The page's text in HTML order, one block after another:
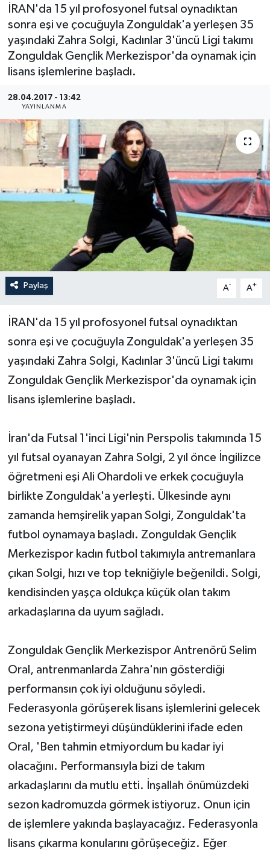
İRAN'da 15 yıl profosyonel futsal oynadıktan
sonra eşi ve çocuğuyla Zonguldak'a yerleşen 35
yaşındaki Zahra Solgi, Kadınlar 3'üncü Ligi takımı
Zonguldak Gençlik Merkezispor'da oynamak için
lisans işlemlerine başladı.
28.04.2017 - 13:42
YAYINLANMA
Paylaş A- A+
İRAN'da 15 yıl profosyonel futsal oynadıktan
sonra eşi ve çocuğuyla Zonguldak'a yerleşen 35
yaşındaki Zahra Solgi, Kadınlar 3'üncü Ligi takımı
Zonguldak Gençlik Merkezispor'da oynamak için
lisans işlemlerine başladı.
İran'da Futsal 1'inci Ligi'nin Perspolis takımında 15
yıl futsal oyanayan Zahra Solgi, 2 yıl önce İngilizce
öğretmeni eşi Ali Ohardoli ve erkek çocuğuyla
birlikte Zonguldak'a yerleşti. Ülkesinde aynı
zamanda hemşirelik yapan Solgi, Zonguldak'ta
futbol oynamaya başladı. Zonguldak Gençlik
Merkezispor kadın futbol takımıyla antremanlara
çıkan Solgi, hızı ve top tekniğiyle beğenildi. Solgi,
kendisinden yaşça oldukça küçük olan takım
arkadaşlarına da uyum sağladı.
Zonguldak Gençlik Merkezispor Antrenörü Selim
Oral, antrenmanlarda Zahra'nın gösterdiği
performansın çok iyi olduğunu söyledi.
Federasyonla görüşerek lisans işlemlerini gelecek
sezona yetiştirmeyi düşündüklerini ifade eden
Oral, 'Ben tahmin etmiyordum bu kadar iyi
olacağını. Performansıyla bizi de takım
arkadaşlarını da mutlu etti. İnşallah önümüzdeki
sezon kadromuzda görmek istiyoruz. Onun için
de işlemlere yakında başlayacağız. Federasyonla
lisans çıkarma konularını görüşeceğiz. Eğer
Medya
Sağlık
Siyaset
Tarım
Turizm
Yaşam
Yerel Yönetimler
DÜNYA
YEREL